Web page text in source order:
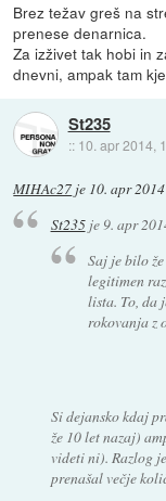
Brez težav greš na
prenese denarnica.
Za izživet tak hobi in
dnevni, ampak tam
St235
:: 10. apr 2014,
MIHAc27 je 10. apr
St235je9. apr
Saj je bilo
legitimen
lista. To, da
rokovanja z
Si dejansko kdaj
že 10 let nazaj)
videti ni). Razlog
prenašal večje